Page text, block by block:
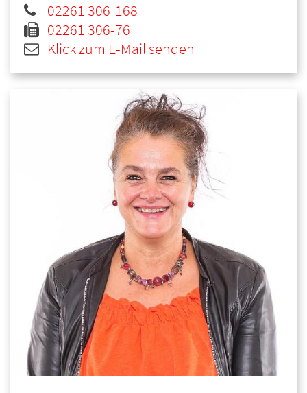
02261 306-168
02261 306-76
Klick zum E-Mail senden